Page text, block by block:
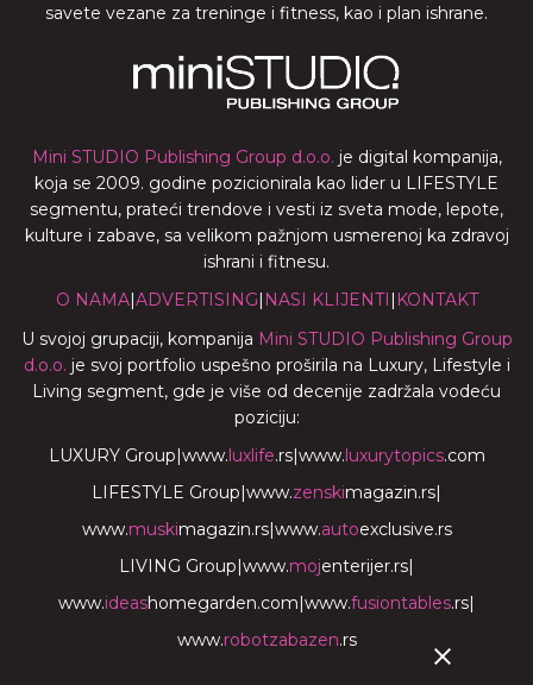
savete vezane za treninge i fitness, kao i plan ishrane.
Mini STUDIO Publishing Group d.o.o. je digital kompanija,
koja se 2009. godine pozicionirala kao lider u LIFESTYLE
segmentu, prateći trendove i vesti iz sveta mode, lepote,
kulture i zabave, sa velikom pažnjom usmerenoj ka zdravoj
ishrani i fitnesu.
O NAMA|ADVERTISING| NASI KLIJENTI | KONTAKT
U svojoj grupaciji, kompanija Mini STUDIO Publishing Group
d.o.o. je svoj portfolio uspešno proširila na Luxury, Lifestyle i
Living segment, gde je više od decenije zadržala vodeću
poziciju:
LUXURY Group|www.luxlife.rs|www.luxurytopics.com
LIFESTYLE Group|www.zenskimagazin.rs|
www.muskimagazin.rs|www.autoexclusive.rs
LIVING Group|www.mojenterijer.rs|
www.ideashomegarden.com|www.fusiontables.rs|
www.robotzabazen.rs